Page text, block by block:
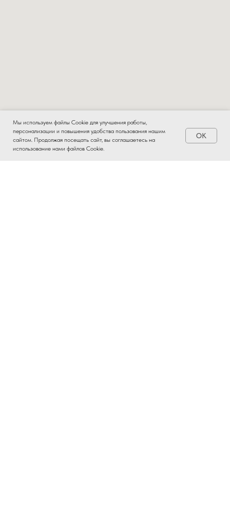
Мы используем файлы Cookie для улучшения работы,
персонализации и повышения удобства пользования нашим
сайтом. Продолжая посещать сайт, вы соглашаетесь на
использование нами файлов Cookie.
OK